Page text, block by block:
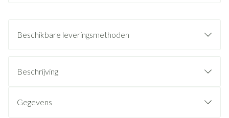
Beschikbare leveringsmethoden
Beschrijving
Gegevens